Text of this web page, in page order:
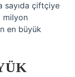
sayıda çiftçiye
milyon
en büyük